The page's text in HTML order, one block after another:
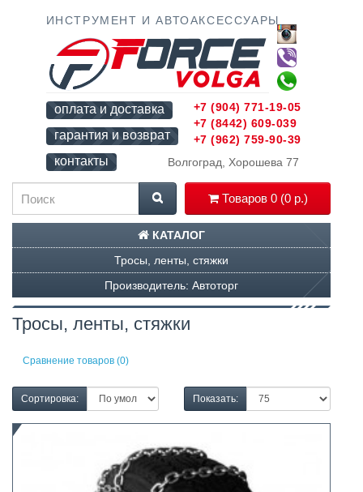
ИНСТРУМЕНТ И АВТОАКСЕССУАРЫ
оплата и доставка
гарантия и возврат
контакты
Волгоград, Хорошева 77
Товаров 0 (0 р.)
+7 (904) 771-19-05
+7 (8442) 609-039
+7 (962) 759-90-39
КАТАЛОГ
Тросы, ленты, стяжки
Производитель: Автоторг
Тросы, ленты, стяжки
Сравнение товаров (0)
Сортировка: Показать: